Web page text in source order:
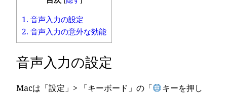
1. 音声入力の設定
2. 音声入力の意外な効能
音声入力の設定
Macは「設定」> 「キーボード」の「
キーを押し